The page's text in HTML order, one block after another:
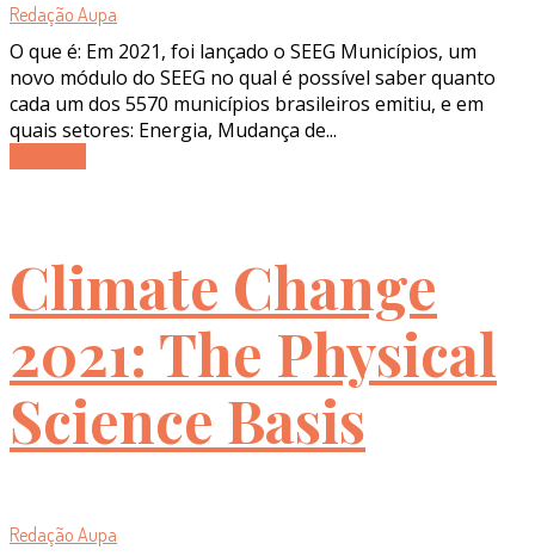
Redação Aupa
O que é: Em 2021, foi lançado o SEEG Municípios, um
novo módulo do SEEG no qual é possível saber quanto
cada um dos 5570 municípios brasileiros emitiu, e em
quais setores: Energia, Mudança de...
Climate Change
2021: The Physical
Science Basis
Redação Aupa